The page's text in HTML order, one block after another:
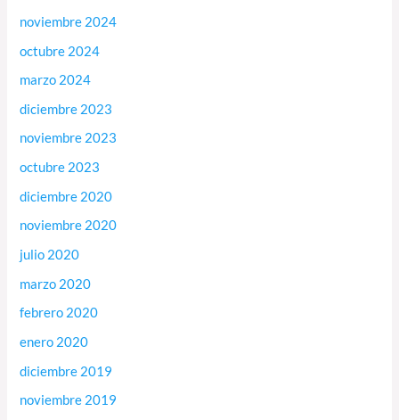
noviembre 2024
octubre 2024
marzo 2024
diciembre 2023
noviembre 2023
octubre 2023
diciembre 2020
noviembre 2020
julio 2020
marzo 2020
febrero 2020
enero 2020
diciembre 2019
noviembre 2019